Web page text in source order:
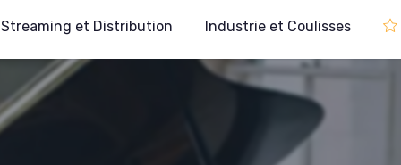
Streaming et Distribution Industrie et Coulisses